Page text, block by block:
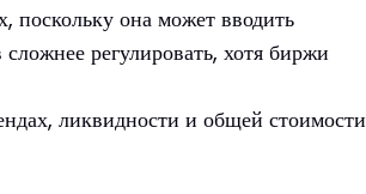
поскольку она может вводить
регулировать, хотя биржи
ликвидности и общей стоимости